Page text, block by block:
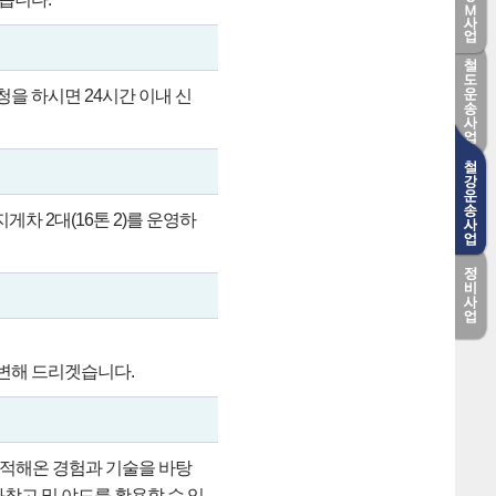
을 하시면 24시간 이내 신
게차 2대(16톤 2)를 운영하
해 드리겟습니다.
해온 경험과 기술을 바탕